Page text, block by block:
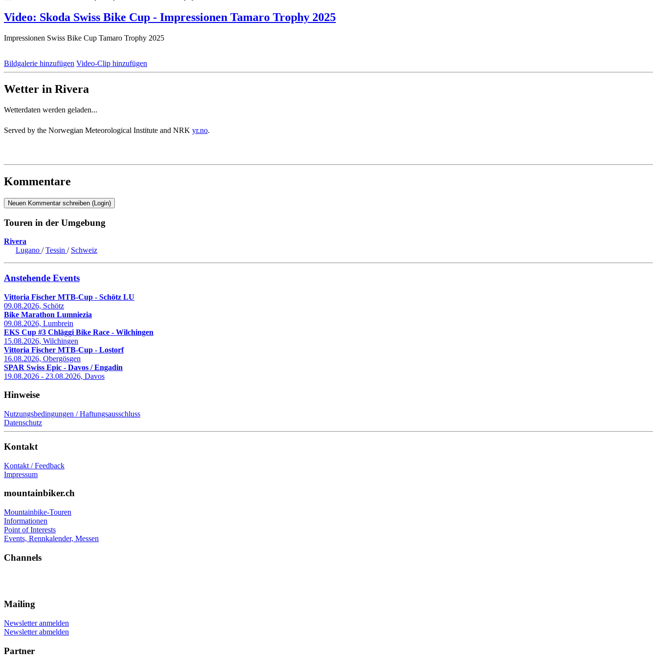
Video: Skoda Swiss Bike Cup - Impressionen Tamaro Trophy 2025
Impressionen Swiss Bike Cup Tamaro Trophy 2025
Bildgalerie hinzufügen Video-Clip hinzufügen
Wetter in Rivera
Wetterdaten werden geladen...
Served by the Norwegian Meteorological Institute and NRK yr.no.
Kommentare
Neuen Kommentar schreiben (Login)
Touren in der Umgebung
Rivera
Lugano /Tessin / Schweiz
Anstehende Events
Vittoria Fischer MTB-Cup - Schötz LU
09.08.2026, Schötz
Bike Marathon Lumniezia
09.08.2026, Lumbrein
EKS Cup #3 Chläggi Bike Race - Wilchingen
15.08.2026, Wilchingen
Vittoria Fischer MTB-Cup - Lostorf
16.08.2026, Obergösgen
SPAR Swiss Epic - Davos / Engadin
19.08.2026 - 23.08.2026, Davos
Hinweise
Nutzungsbedingungen / Haftungsausschluss
Datenschutz
Kontakt
Kontakt / Feedback
Impressum
mountainbiker.ch
Mountainbike-Touren
Informationen
Point of Interests
Events, Rennkalender, Messen
Channels
Mailing
Newsletter anmelden
Newsletter abmelden
Partner